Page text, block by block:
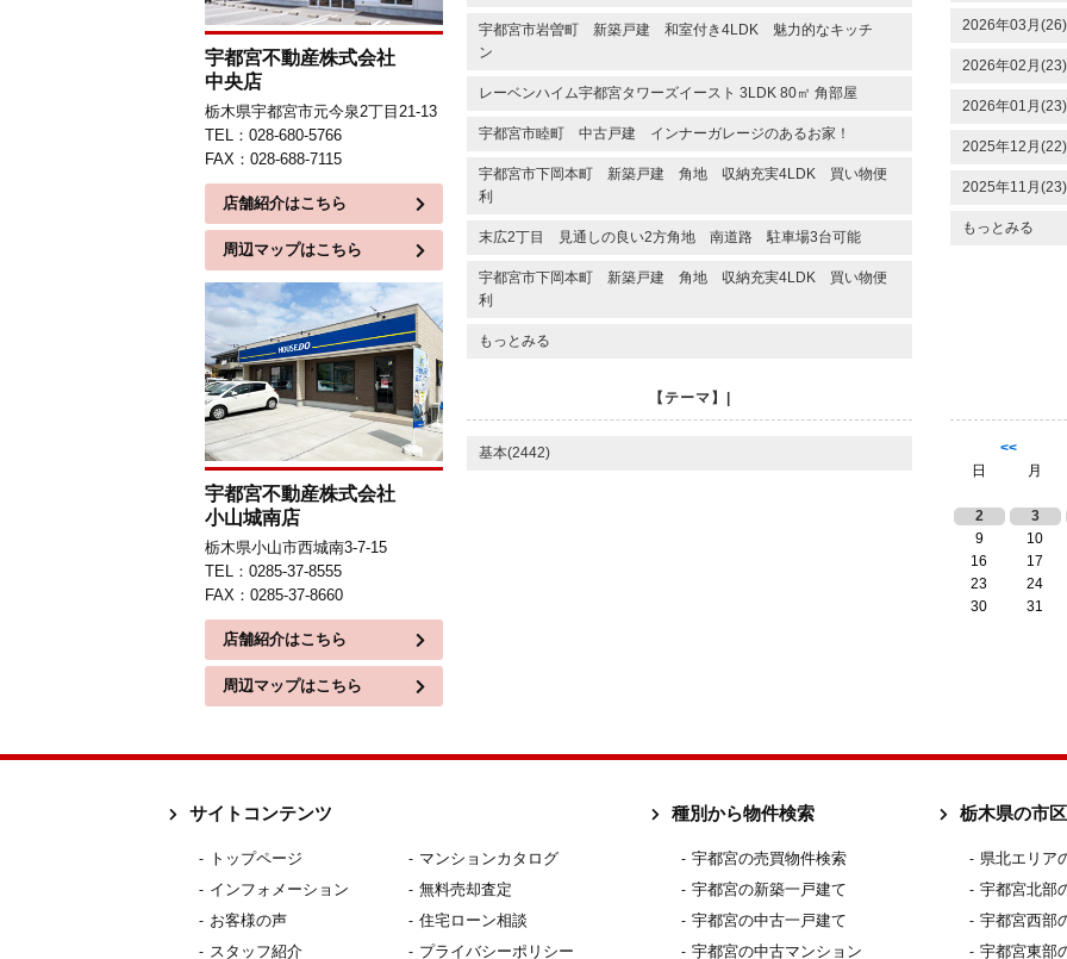
宇都宮市岩曽町 新築戸建 和室付き4LDK 魅力的なキッチ
ン
レーベンハイム宇都宮タワーズイースト 3LDK 80㎡ 角部屋
宇都宮市睦町 中古戸建 インナーガレージのあるお家！
宇都宮市下岡本町 新築戸建 角地 収納充実4LDK 買い物便
利
末広2丁目 見通しの良い2方角地 南道路 駐車場3台可能
宇都宮市下岡本町 新築戸建 角地 収納充実4LDK 買い物便
利
もっとみる
2026年03月(26)
2026年02月(23)
2026年01月(23)
2025年12月(22)
2025年11月(23)
もっとみる
【テーマ】|
基本(2442)
<<
日
月
2
3
9
10
16
17
23
24
30
31
宇都宮不動産株式会社
中央店
栃木県宇都宮市元今泉2丁目21-13
TEL：028-680-5766
FAX：028-688-7115
店舗紹介はこちら
周辺マップはこちら
宇都宮不動産株式会社
小山城南店
栃木県小山市西城南3-7-15
TEL：0285-37-8555
FAX：0285-37-8660
店舗紹介はこちら
周辺マップはこちら
サイトコンテンツ
トップページ
インフォメーション
お客様の声
スタッフ紹介
マンションカタログ
無料売却査定
住宅ローン相談
プライバシーポリシー
種別から物件検索
宇都宮の売買物件検索
宇都宮の新築一戸建て
宇都宮の中古一戸建て
宇都宮の中古マンション
栃木県の市
県北エリア
宇都宮北部
宇都宮西部
宇都宮東部